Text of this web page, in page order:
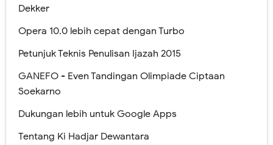
Dekker
Opera 10.0 lebih cepat dengan Turbo
Petunjuk Teknis Penulisan Ijazah 2015
GANEFO - Even Tandingan Olimpiade Ciptaan
Soekarno
Dukungan lebih untuk Google Apps
Tentang Ki Hadjar Dewantara